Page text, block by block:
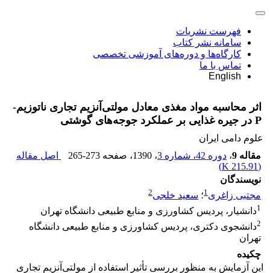
فهرست نشریات
سامانه نشر کتاب
کارگاه‌ها و دوره‌های آموزشی تخصصی
تماس با ما
English
اثر محاسبه مواد مغذی معادل مولتی‌آنزیم تجاری ناتوزیم-
P در جیره غذایی بر عملکرد جوجه‌های گوشتی
علوم دامی ایران
مقاله 9
، دوره 42، شماره 3 ، 1390 ، صفحه 265-273
اصل مقاله
(
215.91 K
)
نویسندگان
مجتبی زاغری1؛ سعید خلجی2
1دانشیار، پردیس کشاورزی و منابع طبیعی دانشگاه تهران
2دانشجوی دکتری، پردیس کشاورزی و منابع طبیعی دانشگاه
تهران
چکیده
این آزمایش به منظور بررسی تأثیر استفاده از مولتی‌آنزیم تجاری